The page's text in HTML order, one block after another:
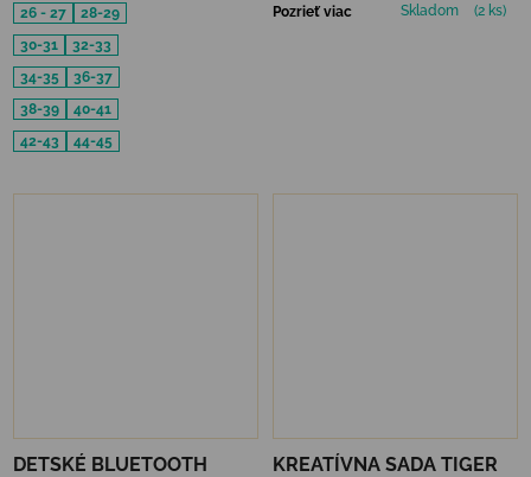
26 - 27
28-29
30-31
32-33
34-35
36-37
38-39
40-41
42-43
44-45
Pozrieť viac Skladom (2 ks)
DETSKÉ BLUETOOTH
KREATÍVNA SADA TIGER